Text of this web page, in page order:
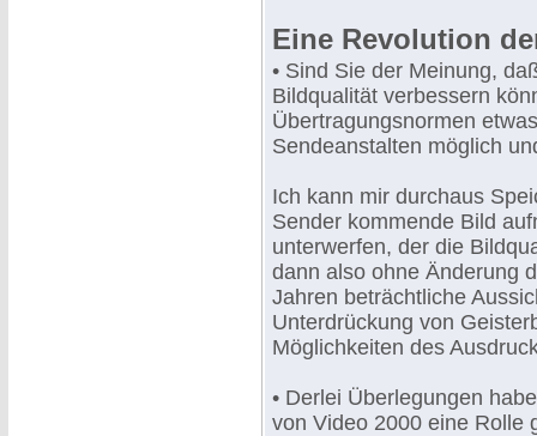
Eine Revolution
• Sind Sie der Meinung,
Bildqualität verbessern
Übertragungsnormen
Sendeanstalten möglich
Ich kann mir durchaus
Sender kommende Bild
unterwerfen, der die
dann also ohne Änderung
Jahren beträchtliche
Unterdrückung von
Möglichkeiten des
• Derlei Überlegungen
von Video 2000 eine Rolle